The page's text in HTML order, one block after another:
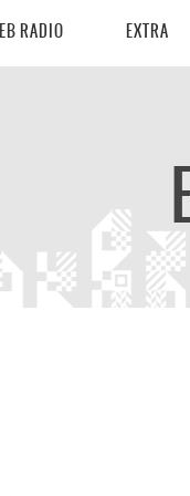
RADIO EXTRA